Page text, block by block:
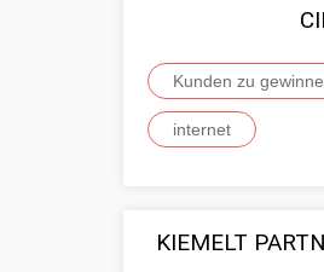
Kunden zu
internet
KIEMELT